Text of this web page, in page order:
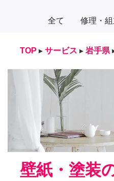
全て 修理・組
TOP ▸ サービス ▸ 岩手県
壁紙・塗装